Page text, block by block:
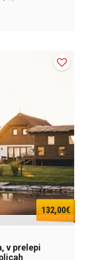
132,00€
v prelepi